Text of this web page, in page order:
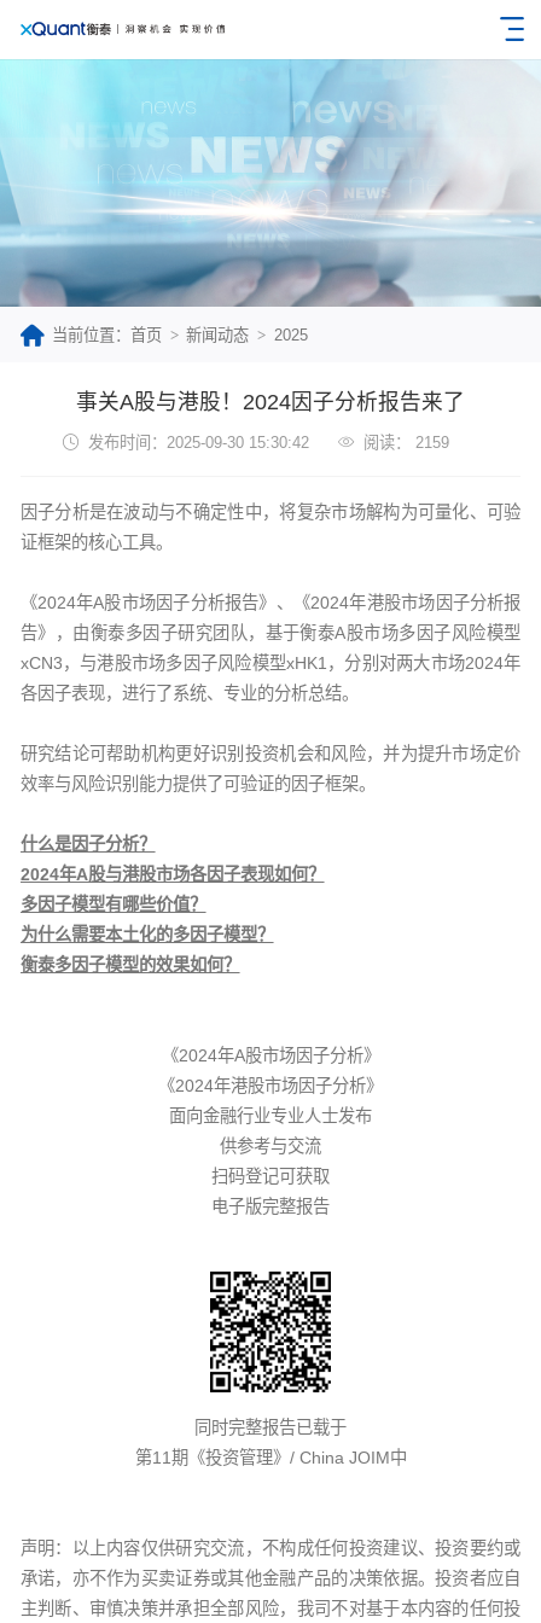
当前位置：首页 新闻动态 2025
事关A股与港股！2024因子分析报告来了
发布时间：2025-09-30 15:30:42 阅读： 2159
因子分析是在波动与不确定性中，将复杂市场解构为可量化、可验
证框架的核心工具。
《2024年A股市场因子分析报告》、《2024年港股市场因子分析报
告》，由衡泰多因子研究团队，基于衡泰A股市场多因子风险模型
xCN3，与港股市场多因子风险模型xHK1，分别对两大市场2024年
各因子表现，进行了系统、专业的分析总结。
研究结论可帮助机构更好识别投资机会和风险，并为提升市场定价
效率与风险识别能力提供了可验证的因子框架。
什么是因子分析？
2024年A股与港股市场各因子表现如何？
多因子模型有哪些价值？
为什么需要本土化的多因子模型？
衡泰多因子模型的效果如何？
《2024年A股市场因子分析》
《2024年港股市场因子分析》
面向金融行业专业人士发布
供参考与交流
扫码登记可获取
电子版完整报告
同时完整报告已载于
第11期《投资管理》/ China JOIM中
声明：以上内容仅供研究交流，不构成任何投资建议、投资要约或
承诺，亦不作为买卖证券或其他金融产品的决策依据。投资者应自
主判断、审慎决策并承担全部风险，我司不对基于本内容的任何投